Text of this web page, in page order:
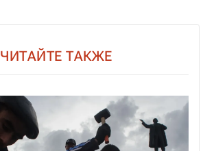
ЧИТАЙТЕ ТАКЖЕ